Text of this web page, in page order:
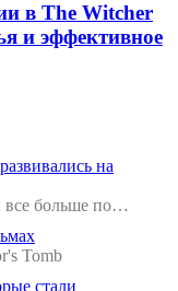
в The Witcher
и эффективное
на
больше по…
Tomb
стали